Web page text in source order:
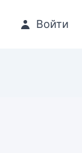
Войти